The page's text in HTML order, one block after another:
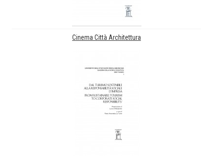
Cinema Città Architettura